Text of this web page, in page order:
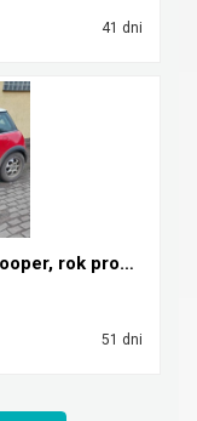
41 dni
Syndyk sprzeda samochód mini cooper, rok prod. 200...
51 dni